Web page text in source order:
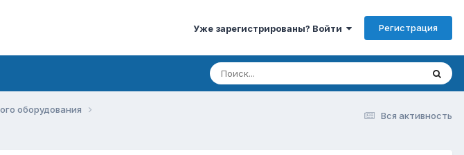
Уже зарегистрированы? Войти Регистрация
Вся активность
оборудования